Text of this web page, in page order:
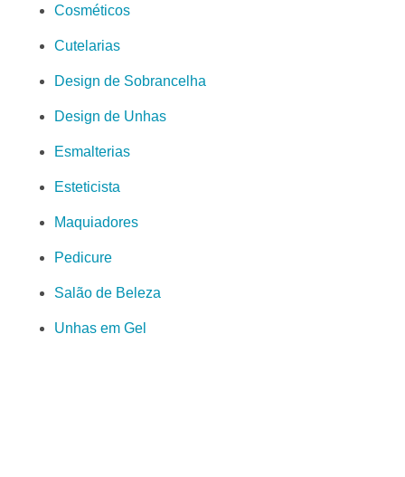
Cosméticos
Cutelarias
Design de Sobrancelha
Design de Unhas
Esmalterias
Esteticista
Maquiadores
Pedicure
Salão de Beleza
Unhas em Gel